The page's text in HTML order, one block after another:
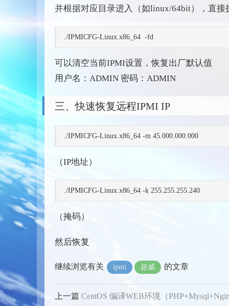
并根据对应目录进入（如linux/64bit），直接
./IPMICFG-Linux.x86_64 -fd
可以清空当前IPMI设置，恢复出厂默认值
用户名：ADMIN 密码：ADMIN
三、快速恢复远程IPMI IP
./IPMICFG-Linux.x86_64 -m 45.000.000.000
（IP地址）
./IPMICFG-Linux.x86_64 -k 255.255.255.240
（掩码）
然后恢复
继续浏览有关 ipmi 超威 的文章
上一篇 CentOS 编译WEB环境（